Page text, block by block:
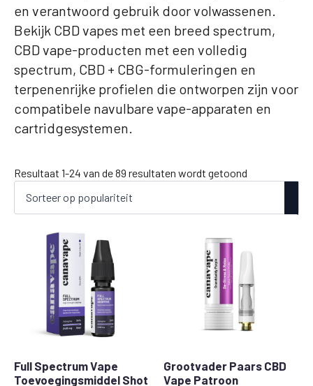
en verantwoord gebruik door volwassenen.
Bekijk CBD vapes met een breed spectrum,
CBD vape-producten met een volledig
spectrum, CBD + CBG-formuleringen en
terpenenrijke profielen die ontworpen zijn voor
compatibele navulbare vape-apparaten en
cartridgesystemen.
Resultaat 1-24 van de 89 resultaten wordt getoond
Full Spectrum Vape
Toevoegingsmiddel Shot
Grootvader Paars CBD
Vape Patroon